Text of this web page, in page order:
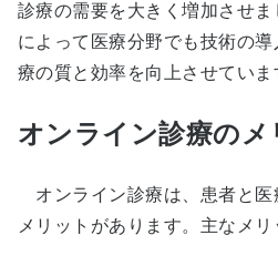
診療の需要を大きく増加させ
によって医療分野でも技術の
療の質と効率を向上させていま
オンライン診療のメ
オンライン診療は、患者と医
メリットがあります。主なメリ